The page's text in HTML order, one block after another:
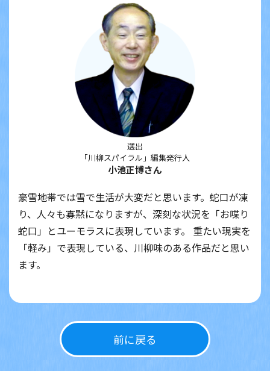
選出
「川柳スパイラル」編集発行人
小池正博さん
豪雪地帯では雪で生活が大変だと思います。蛇口が凍
り、人々も寡黙になりますが、深刻な状況を「お喋り
蛇口」とユーモラスに表現しています。 重たい現実を
「軽み」で表現している、川柳味のある作品だと思い
ます。
前に戻る